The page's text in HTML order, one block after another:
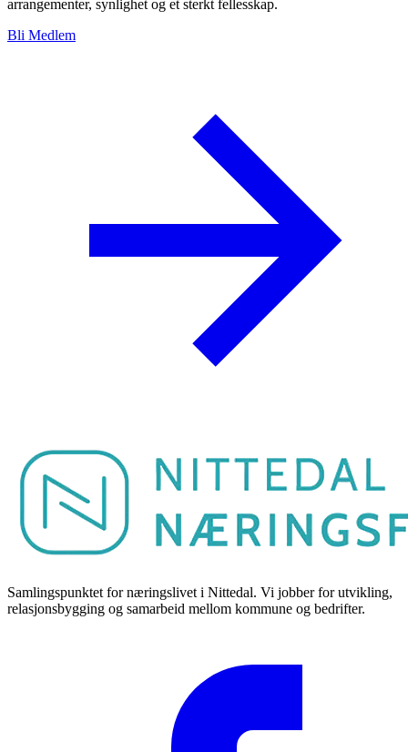
arrangementer, synlighet og et sterkt fellesskap.
Bli Medlem
Samlingspunktet for næringslivet i Nittedal. Vi jobber for utvikling,
relasjonsbygging og samarbeid mellom kommune og bedrifter.